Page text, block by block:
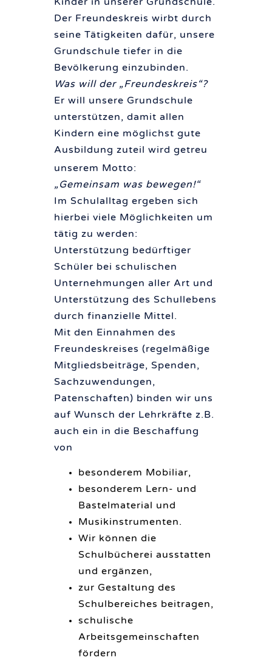
Der Freundeskreis wirbt durch
seine Tätigkeiten dafür, unsere
Grundschule tiefer in die
Bevölkerung einzubinden.
Was will der „Freundeskreis“?
Er will unsere Grundschule
unterstützen, damit allen
Kindern eine möglichst gute
Ausbildung zuteil wird getreu
unserem Motto:
„Gemeinsam was bewegen!“
Im Schulalltag ergeben sich
hierbei viele Möglichkeiten um
tätig zu werden:
Unterstützung bedürftiger
Schüler bei schulischen
Unternehmungen aller Art und
Unterstützung des Schullebens
durch finanzielle Mittel.
Mit den Einnahmen des
Freundeskreises (regelmäßige
Mitgliedsbeiträge, Spenden,
Sachzuwendungen,
Patenschaften) binden wir uns
auf Wunsch der Lehrkräfte z.B.
auch ein in die Beschaffung
von
besonderem Mobiliar,
besonderem Lern- und
Bastelmaterial und
Musikinstrumenten.
Wir können die
Schulbücherei ausstatten
und ergänzen,
zur Gestaltung des
Schulbereiches beitragen,
schulische
Arbeitsgemeinschaften
fördern